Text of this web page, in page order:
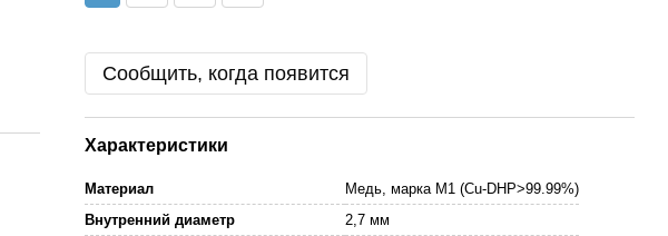
Сообщить, когда появится
Характеристики
Материал
Медь, марка M1 (Cu-DHP>99.99%)
Внутренний диаметр
2,7 мм